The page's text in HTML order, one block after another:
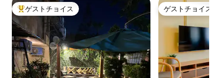
大好評のゲストチョイスです。
ゲストチョイス ゲストチョイス
ゲストチョイス